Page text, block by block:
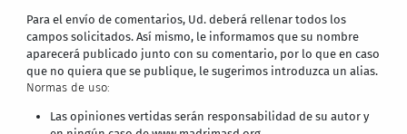
Para el envío de comentarios, Ud. deberá rellenar todos los
campos solicitados. Así mismo, le informamos que su nombre
aparecerá publicado junto con su comentario, por lo que en caso
que no quiera que se publique, le sugerimos introduzca un alias.
Normas de uso:
Las opiniones vertidas serán responsabilidad de su autor y